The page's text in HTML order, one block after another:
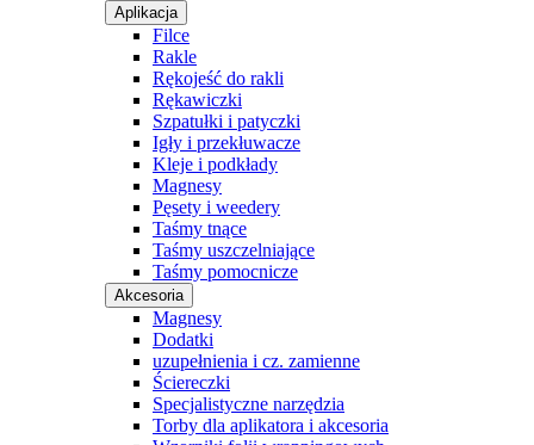
Aplikacja
Filce
Rakle
Rękojeść do rakli
Rękawiczki
Szpatułki i patyczki
Igły i przekłuwacze
Kleje i podkłady
Magnesy
Pęsety i weedery
Taśmy tnące
Taśmy uszczelniające
Taśmy pomocnicze
Akcesoria
Magnesy
Dodatki
uzupełnienia i cz. zamienne
Ściereczki
Specjalistyczne narzędzia
Torby dla aplikatora i akcesoria